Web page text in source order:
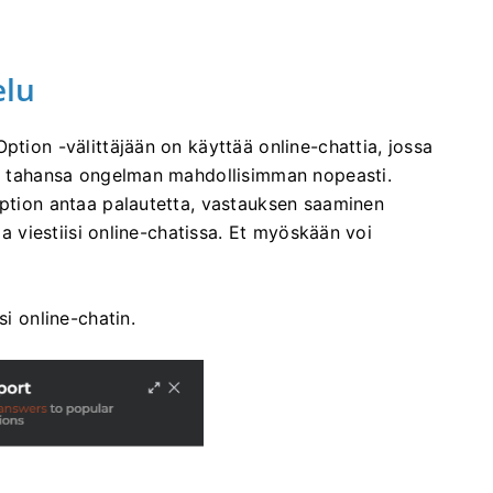
-välittäjään on käyttää online-chattia, jossa
ongelman mahdollisimman nopeasti.
antaa palautetta, vastauksen saaminen
viestiisi online-chatissa. Et myöskään voi
online-chatin.